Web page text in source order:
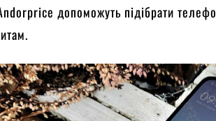
допоможуть підібрати